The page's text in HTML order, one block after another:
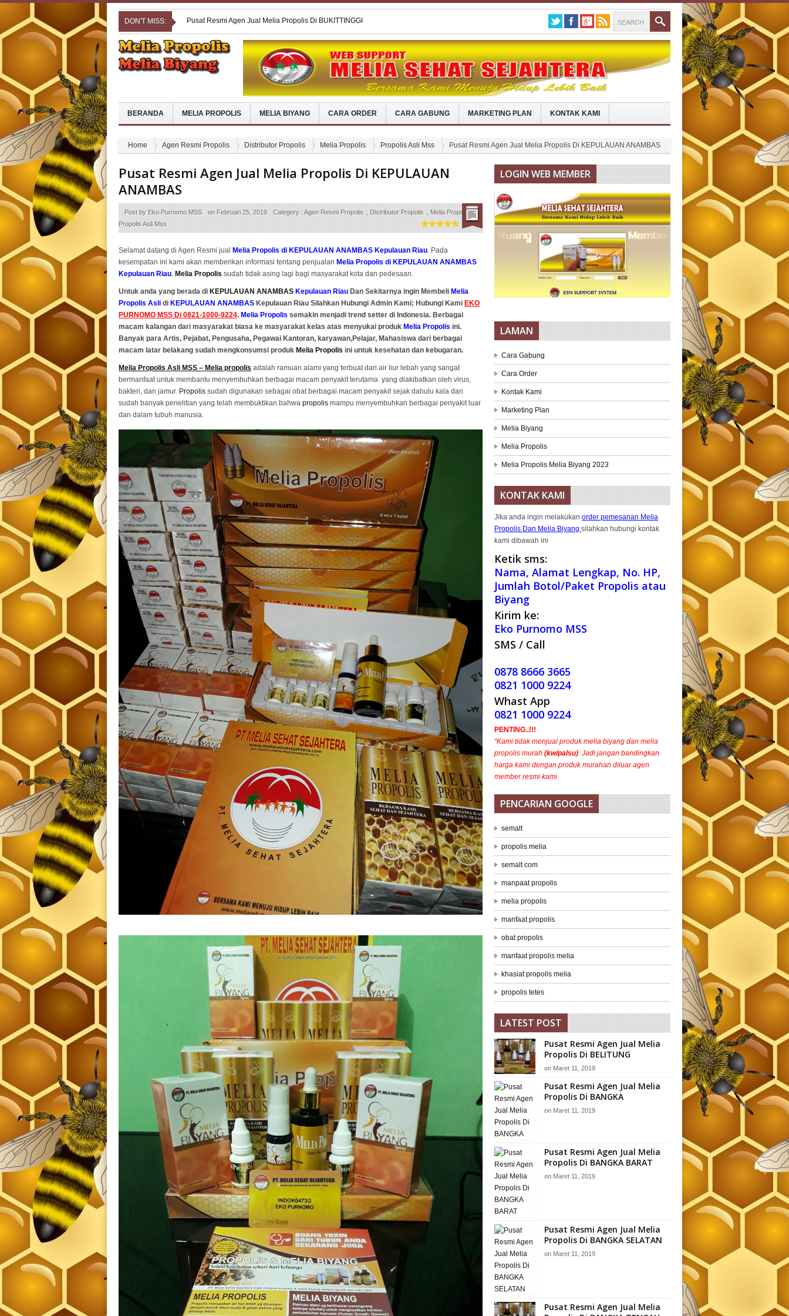
DON'T MISS:
Pusat Resmi Agen Jual Melia Propolis Di BUKITTINGGI
Pusat Resmi Agen Jual Melia Propolis Asli Di SUMBA TIMUR
Pusat Resmi Agen Jual Melia Propolis Asli Di KARAWANG
Pusat Resmi Agen Jual Melia Propolis Di BANTAENG
Pusat Resmi Agen Jual Melia Propolis Di PAHUWATO
BERANDA MELIA PROPOLIS MELIA BIYANG CARA ORDER CARA GABUNG MARKETING PLAN KONTAK KAMI
Home Agen Resmi Propolis Distributor Propolis Melia Propolis Propolis Asli Mss Pusat Resmi Agen Jual Melia Propolis Di KEPULAUAN ANAMBAS
Pusat Resmi Agen Jual Melia Propolis Di KEPULAUAN
ANAMBAS
Post byEko Purnomo MSS onFebruari 25, 2019 Category :Agen Resmi Propolis ,Distributor Propolis ,Melia Propolis ,
Propolis Asli Mss
Selamat datang di Agen Resmi jual Melia Propolis di KEPULAUAN ANAMBAS Kepulauan Riau. Pada
kesempatan ini kami akan memberikan informasi tentang penjualan Melia Propolis di KEPULAUAN ANAMBAS
Kepulauan Riau. Melia Propolis sudah tidak asing lagi bagi masyarakat kota dan pedesaan.
Untuk anda yang berada di KEPULAUAN ANAMBAS Kepulauan Riau Dan Sekitarnya ingin Membeli Melia
Propolis Asli di KEPULAUAN ANAMBAS Kepulauan Riau Silahkan Hubungi Admin Kami; Hubungi Kami EKO
PURNOMO MSS Di 0821-1000-9224. Melia Propolis semakin menjadi trend setter di Indonesia. Berbagai
macam kalangan dari masyarakat biasa ke masyarakat kelas atas menyukai produk Melia Propolis ini.
Banyak para Artis, Pejabat, Pengusaha, Pegawai Kantoran, karyawan,Pelajar, Mahasiswa dari berbagai
macam latar belakang sudah mengkonsumsi produk Melia Propolis ini untuk kesehatan dan kebugaran.
Melia Propolis Asli MSS – Melia propolis adalah ramuan alami yang terbuat dari air liur lebah yang sangat
bermanfaat untuk membantu menyembuhkan berbagai macam penyakit terutama yang diakibatkan oleh virus,
bakteri, dan jamur. Propolis sudah digunakan sebagai obat berbagai macam penyakit sejak dahulu kala dan
sudah banyak penelitian yang telah membuktikan bahwa propolis mampu menyembuhkan berbagai penyakit luar
dan dalam tubuh manusia.
LOGIN WEB MEMBER
LAMAN
Cara Gabung
Cara Order
Kontak Kami
Marketing Plan
Melia Biyang
Melia Propolis
Melia Propolis Melia Biyang 2023
KONTAK KAMI
Jika anda ingin melakukan order pemesanan Melia
Propolis Dan Melia Biyang silahkan hubungi kontak
kami dibawah ini
Ketik sms:
Nama, Alamat Lengkap, No. HP,
Jumlah Botol/Paket Propolis atau
Biyang
Kirim ke:
Eko Purnomo MSS
SMS / Call
0878 8666 3665
0821 1000 9224
Whast App
0821 1000 9224
PENTING..!!!
“Kami tidak menjual produk melia biyang dan melia
propolis murah (kw/palsu). Jadi jangan bandingkan
harga kami dengan produk murahan diluar agen
member resmi kami
PENCARIAN GOOGLE
semalt
propolis melia
semalt com
manpaat propolis
melia propolis
manfaat propolis
obat propolis
manfaat propolis melia
khasiat propolis melia
propolis tetes
LATEST POST
Pusat Resmi Agen Jual Melia
Propolis Di BELITUNG
on Maret 11, 2019
Pusat Resmi Agen Jual Melia
Propolis Di BANGKA
on Maret 11, 2019
Pusat Resmi Agen Jual Melia
Propolis Di BANGKA BARAT
on Maret 11, 2019
Pusat Resmi Agen Jual Melia
Propolis Di BANGKA SELATAN
on Maret 11, 2019
Pusat Resmi Agen Jual Melia